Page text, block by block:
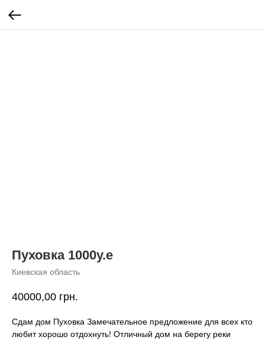
Пуховка 1000у.е
Киевская область
40000,00 грн.
Сдам дом Пуховка Замечательное предложение для всех кто
любит хорошо отдохнуть! Отличный дом на берегу реки